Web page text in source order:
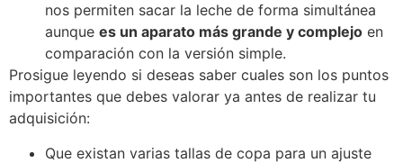
nos permiten sacar la leche de forma simultánea
aunque es un aparato más grande y complejo en
comparación con la versión simple.
Prosigue leyendo si deseas saber cuales son los puntos
importantes que debes valorar ya antes de realizar tu
adquisición:
Que existan varias tallas de copa para un ajuste